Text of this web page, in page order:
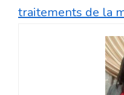
traitements de la